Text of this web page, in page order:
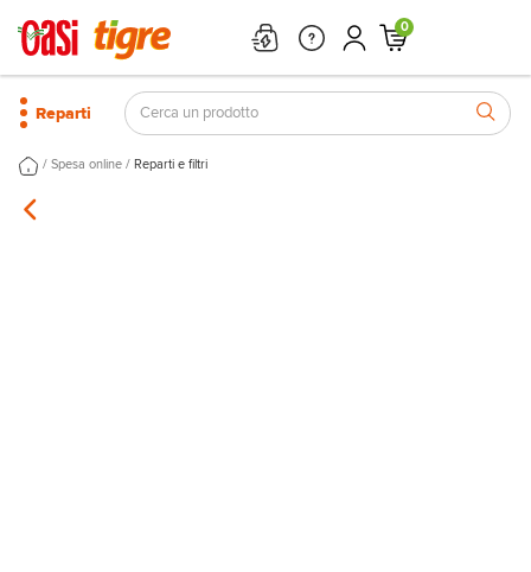
0
Reparti
/ Spesa online / Reparti e filtri